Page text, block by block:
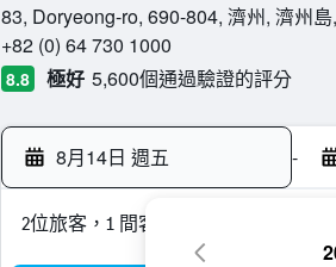
83, Doryeong-ro, 690-804, 濟州, 濟州
+82 (0) 64 730 1000
8.8 極好 5,600個通過驗證的評分
8月14日 週五 -
2位旅客，1 間客房